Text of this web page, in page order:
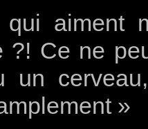
aiment
?! Ce ne
un
»